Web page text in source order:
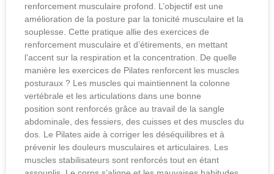
renforcement musculaire profond. L’objectif est une
amélioration de la posture par la tonicité musculaire et la
souplesse. Cette pratique allie des exercices de
renforcement musculaire et d’étirements, en mettant
l’accent sur la respiration et la concentration. De quelle
manière les exercices de Pilates renforcent les muscles
posturaux ? Les muscles qui maintiennent la colonne
vertébrale et les articulations dans une bonne
position sont renforcés grâce au travail de la sangle
abdominale, des fessiers, des cuisses et des muscles du
dos. Le Pilates aide à corriger les déséquilibres et à
prévenir les douleurs musculaires et articulaires. Les
muscles stabilisateurs sont renforcés tout en étant